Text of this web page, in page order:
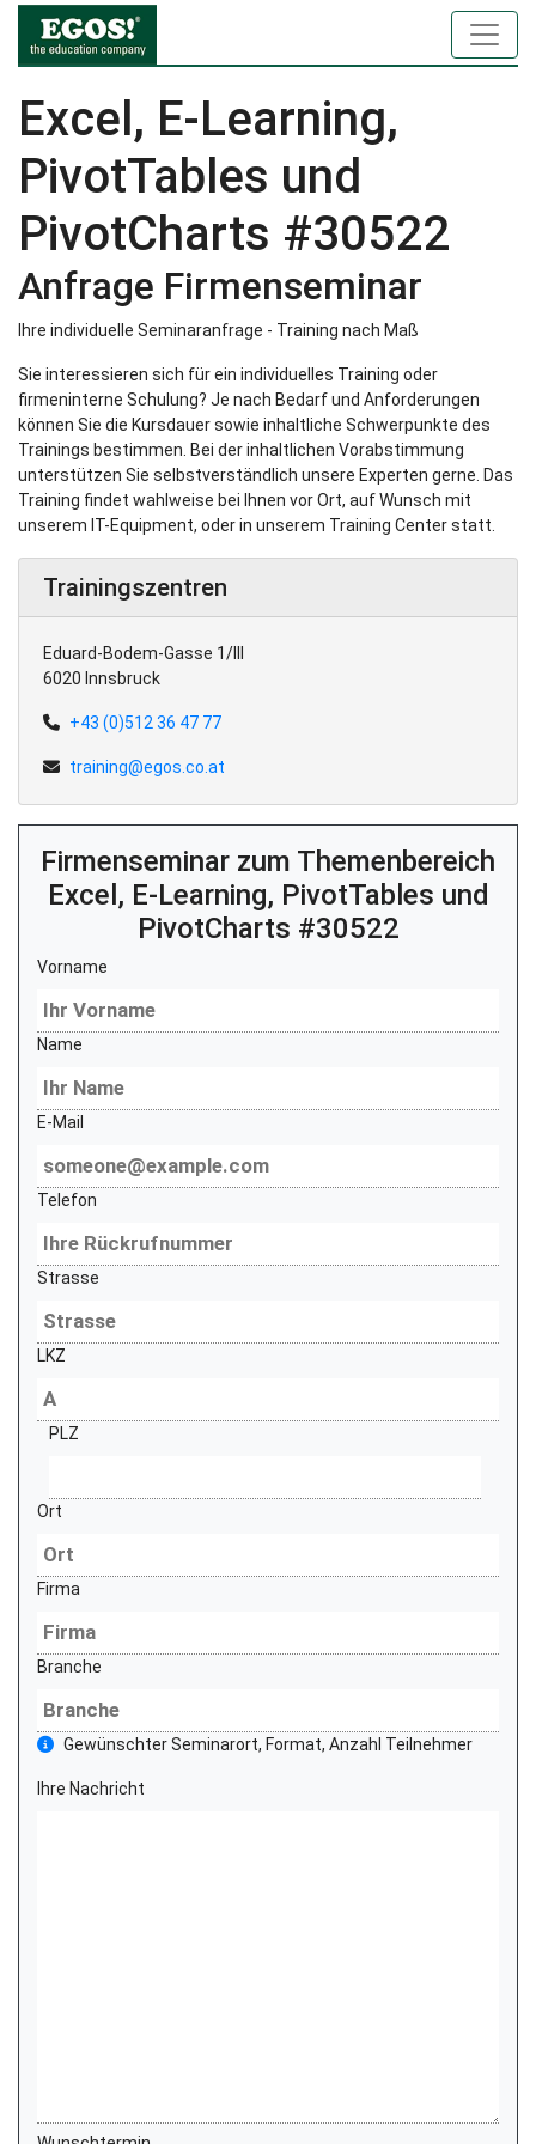
Excel, E-Learning,
PivotTables und
PivotCharts #30522
Anfrage Firmenseminar
Ihre individuelle Seminaranfrage - Training nach Maß
Sie interessieren sich für ein individuelles Training oder
firmeninterne Schulung? Je nach Bedarf und Anforderungen
können Sie die Kursdauer sowie inhaltliche Schwerpunkte des
Trainings bestimmen. Bei der inhaltlichen Vorabstimmung
unterstützen Sie selbstverständlich unsere Experten gerne. Das
Training findet wahlweise bei Ihnen vor Ort, auf Wunsch mit
unserem IT-Equipment, oder in unserem Training Center statt.
Trainingszentren
Eduard-Bodem-Gasse 1/III
6020 Innsbruck
+43 (0)512 36 47 77
training@egos.co.at
Firmenseminar zum Themenbereich
Excel, E-Learning, PivotTables und
PivotCharts #30522
Vorname
Name
E-Mail
Telefon
Strasse
LKZ
PLZ
Ort
Firma
Branche
Gewünschter Seminarort, Format, Anzahl Teilnehmer
Ihre Nachricht